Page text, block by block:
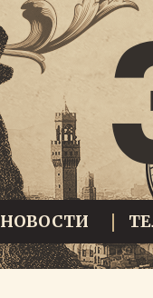
НОВОСТИ